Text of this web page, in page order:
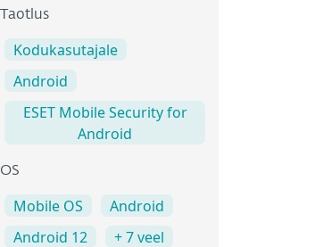
Taotlus
Kodukasutajale
Android
ESET Mobile Security for
Android
OS
Mobile OS
Android
Android 12
+ 7 veel